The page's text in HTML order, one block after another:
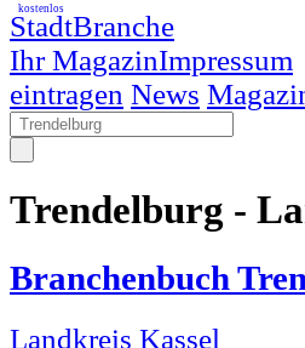
StadtBranche
Ihr MagazinImpressum
kostenlos
eintragen News
Trendelburg -
Branchenbuch
Landkreis Kassel